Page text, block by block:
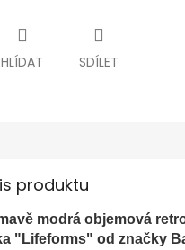
HLÍDAT SDÍLET
produktu
modrá objemová
"Lifeforms" od značky